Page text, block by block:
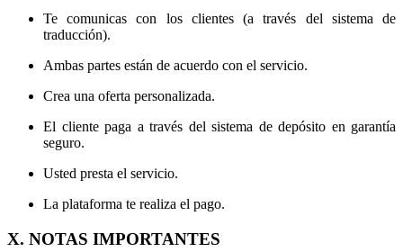
Te comunicas con los clientes (a través del sistema de
traducción).
Ambas partes están de acuerdo con el servicio.
Crea una oferta personalizada.
El cliente paga a través del sistema de depósito en garantía
seguro.
Usted presta el servicio.
La plataforma te realiza el pago.
X. NOTAS IMPORTANTES